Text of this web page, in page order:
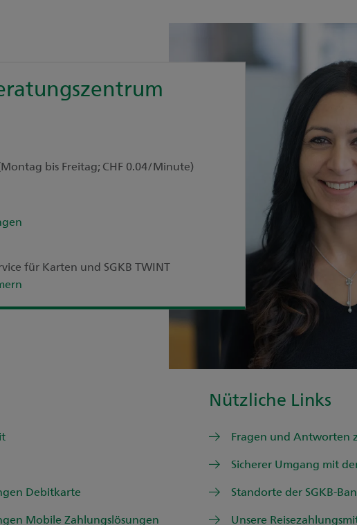
bis Freitag; CHF 0.04/Minute)
für Karten und SGKB TWINT
Debitkarte
Mobile Zahlungslösungen
Nützliche Links
Fragen und Antworten
Sicherer Umgang mit
Standorte der SGKB-
Unsere